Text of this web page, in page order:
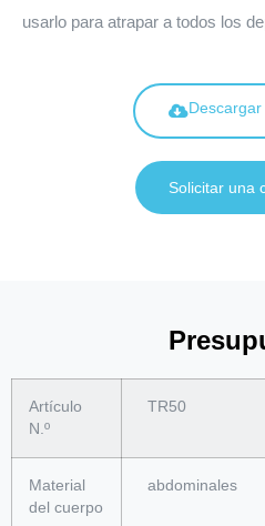
usarlo para atrapar a todos los
Solicitar una
Artículo
N.º
TR50
Material
del cuerpo
abdominales